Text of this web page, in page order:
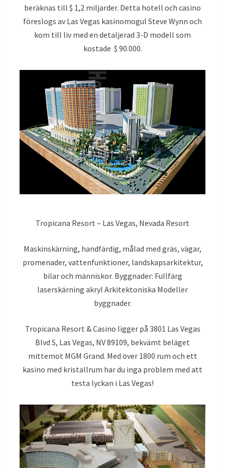
beräknas till $ 1,2 miljarder. Detta hotell och casino
föreslogs av Las Vegas kasinomogul Steve Wynn och
kom till liv med en detaljerad 3-D modell som
kostade $ 90.000.
Tropicana Resort – Las Vegas, Nevada Resort
Maskinskärning, handfärdig, målad med gräs, vägar,
promenader, vattenfunktioner, landskapsarkitektur,
bilar och människor. Byggnader: Fullfärg
laserskärning akryl Arkitektoniska Modeller
byggnader.
Tropicana Resort & Casino ligger på 3801 Las Vegas
Blvd S, Las Vegas, NV 89109, bekvämt beläget
mittemot MGM Grand. Med över 1800 rum och ett
kasino med kristallrum har du inga problem med att
testa lyckan i Las Vegas!